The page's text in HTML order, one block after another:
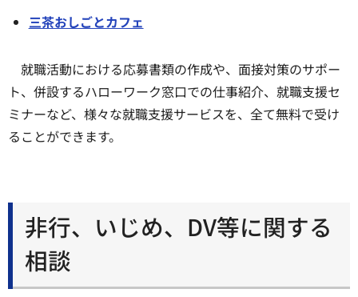
三茶おしごとカフェ
就職活動における応募書類の作成や、面接対策のサポー
ト、併設するハローワーク窓口での仕事紹介、就職支援セ
ミナーなど、様々な就職支援サービスを、全て無料で受け
ることができます。
非行、いじめ、DV等に関する
相談